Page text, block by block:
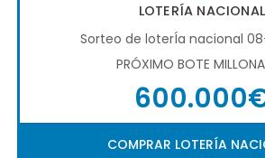
LOTERÍA NACIONAL
Sorteo de loterÍa nacional
PRÓXIMO BOTE
COMPRAR LOTERÍA